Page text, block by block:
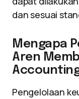
dan sesuai
Mengapa
Aren
Pengelolaan